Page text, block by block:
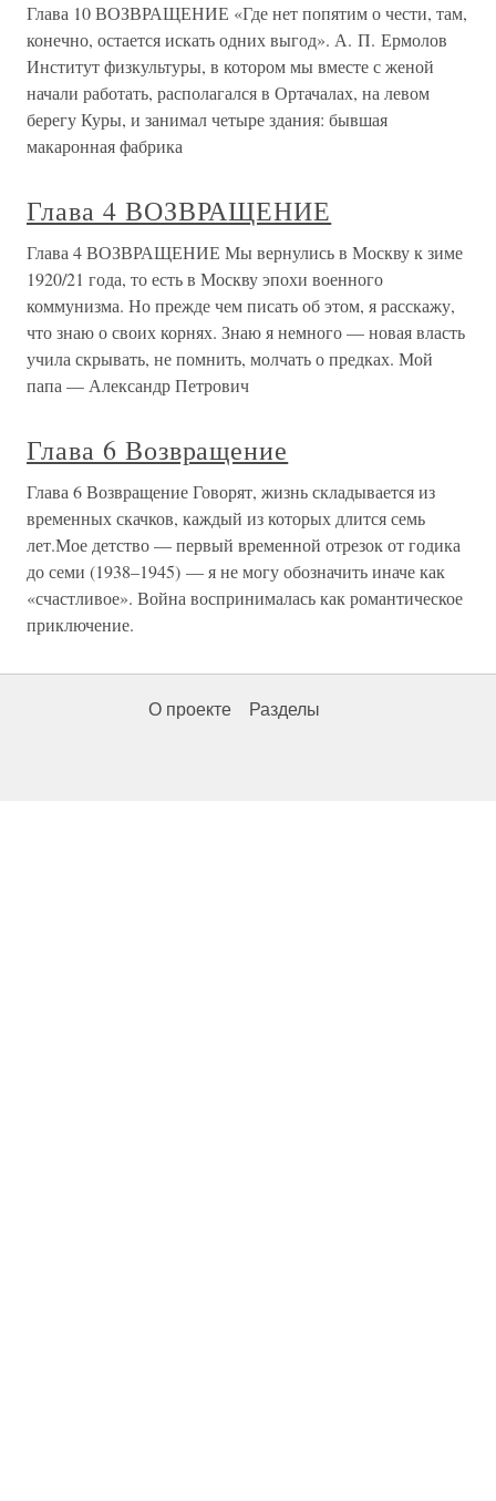
Глава 10 ВОЗВРАЩЕНИЕ «Где нет попятим о чести, там,
конечно, остается искать одних выгод». А. П. Ермолов
Институт физкультуры, в котором мы вместе с женой
начали работать, располагался в Ортачалах, на левом
берегу Куры, и занимал четыре здания: бывшая
макаронная фабрика
Глава 4 ВОЗВРАЩЕНИЕ
Глава 4 ВОЗВРАЩЕНИЕ Мы вернулись в Москву к зиме
1920/21 года, то есть в Москву эпохи военного
коммунизма. Но прежде чем писать об этом, я расскажу,
что знаю о своих корнях. Знаю я немного — новая власть
учила скрывать, не помнить, молчать о предках. Мой
папа — Александр Петрович
Глава 6 Возвращение
Глава 6 Возвращение Говорят, жизнь складывается из
временных скачков, каждый из которых длится семь
лет.Мое детство — первый временной отрезок от годика
до семи (1938–1945) — я не могу обозначить иначе как
«счастливое». Война воспринималась как романтическое
приключение.
О проекте Разделы